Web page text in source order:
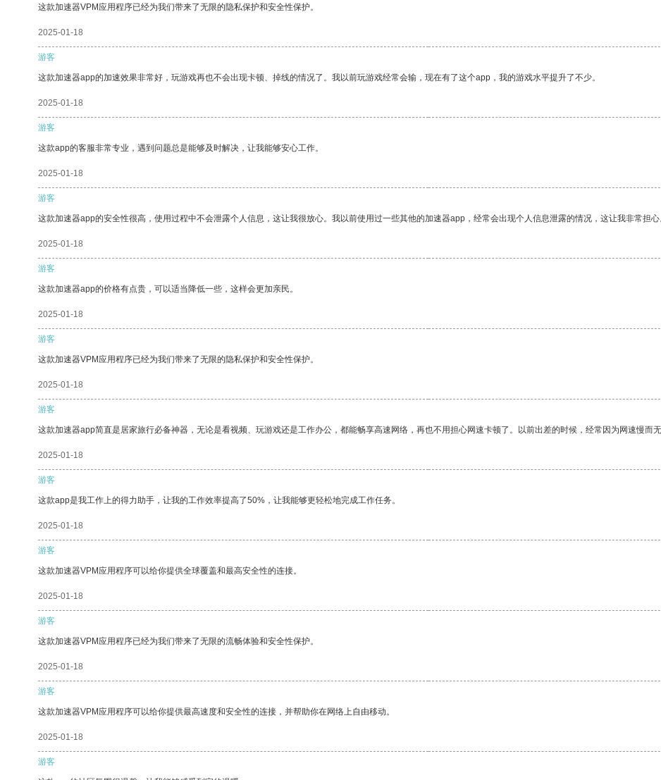
这款加速器VPM应用程序已经为我们带来了无限的隐私保护和安全性保护。
2025-01-18
游客
这款加速器app的加速效果非常好，玩游戏再也不会出现卡顿、掉线的情况了。我以前玩游戏经常会输，现在有了这个app，我的游戏水平提升了不少。
2025-01-18
游客
这款app的客服非常专业，遇到问题总是能够及时解决，让我能够安心工作。
2025-01-18
游客
这款加速器app的安全性很高，使用过程中不会泄露个人信息，这让我很放心。我以前使用过一些其他的加速器app，经常会出现个人信息泄露的情况，这让我非常担心
2025-01-18
游客
这款加速器app的价格有点贵，可以适当降低一些，这样会更加亲民。
2025-01-18
游客
这款加速器VPM应用程序已经为我们带来了无限的隐私保护和安全性保护。
2025-01-18
游客
这款加速器app简直是居家旅行必备神器，无论是看视频、玩游戏还是工作办公，都能畅享高速网络，再也不用担心网速卡顿了。以前出差的时候，经常因为网速慢而
2025-01-18
游客
这款app是我工作上的得力助手，让我的工作效率提高了50%，让我能够更轻松地完成工作任务。
2025-01-18
游客
这款加速器VPM应用程序可以给你提供全球覆盖和最高安全性的连接。
2025-01-18
游客
这款加速器VPM应用程序已经为我们带来了无限的流畅体验和安全性保护。
2025-01-18
游客
这款加速器VPM应用程序可以给你提供最高速度和安全性的连接，并帮助你在网络上自由移动。
2025-01-18
游客